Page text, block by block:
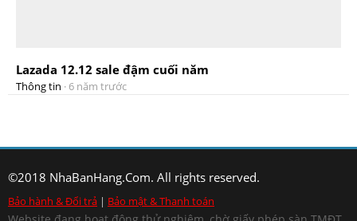
Lazada 12.12 sale đậm cuối năm
Thông tin · 6 năm trước
©2018 NhaBanHang.Com. All rights reserved.
Bảo hành & Đổi trả | Bảo mật & Thanh toán